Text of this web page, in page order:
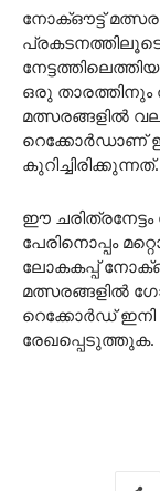
നോക്ഔട്ട്
ഒരു
മത്സരങ്ങളിൽ
റെക്കോർഡാണ്
കുറിച്ചിരിക്കുന്നത്.
ഈ
പേരിനൊപ്പം
ലോകകപ്പ്
മത്സരങ്ങളിൽ
റെക്കോർഡ് ഇനി
രേഖപ്പെടുത്തുക.